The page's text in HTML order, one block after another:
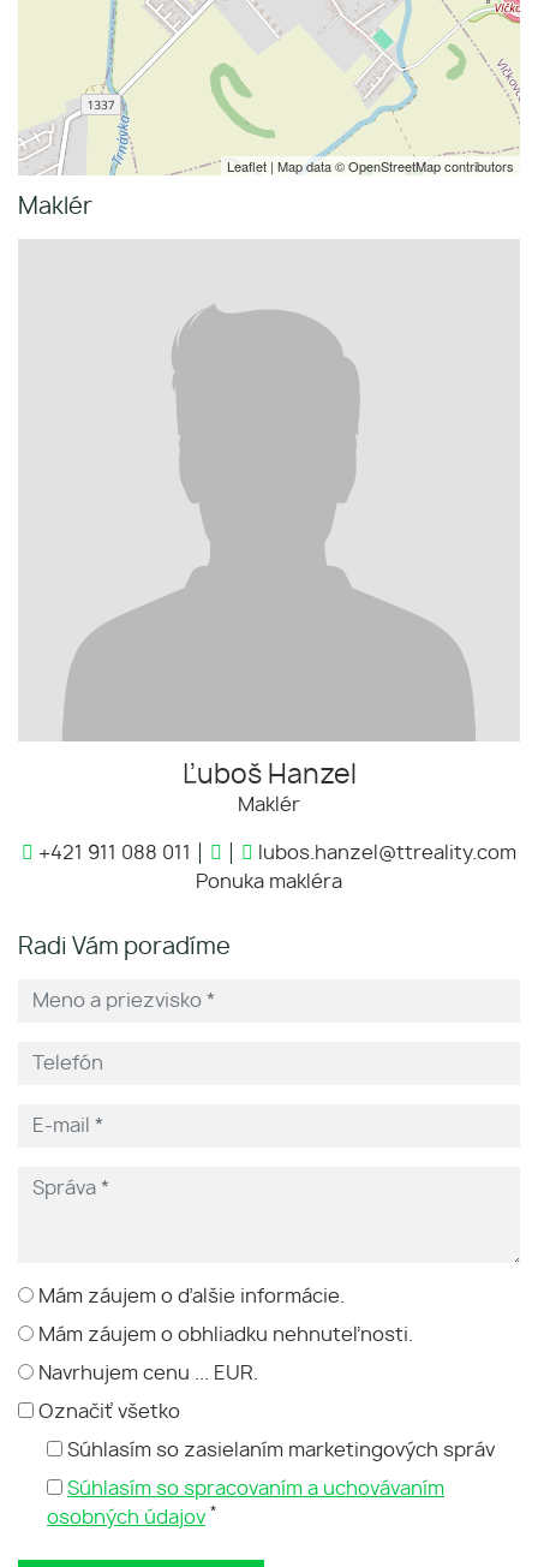
Leaflet | Map data ©OpenStreetMapcontributors
Maklér
Ľuboš Hanzel
Maklér
+421 911 088 011
lubos.hanzel@ttreality.com
Ponuka makléra
Radi Vám poradíme
Mám záujem o ďalšie informácie.
Mám záujem o obhliadku nehnuteľnosti.
Navrhujem cenu ... EUR.
Označiť všetko
Súhlasím so zasielaním marketingových správ
Súhlasím so spracovaním a uchovávaním
osobných údajov *